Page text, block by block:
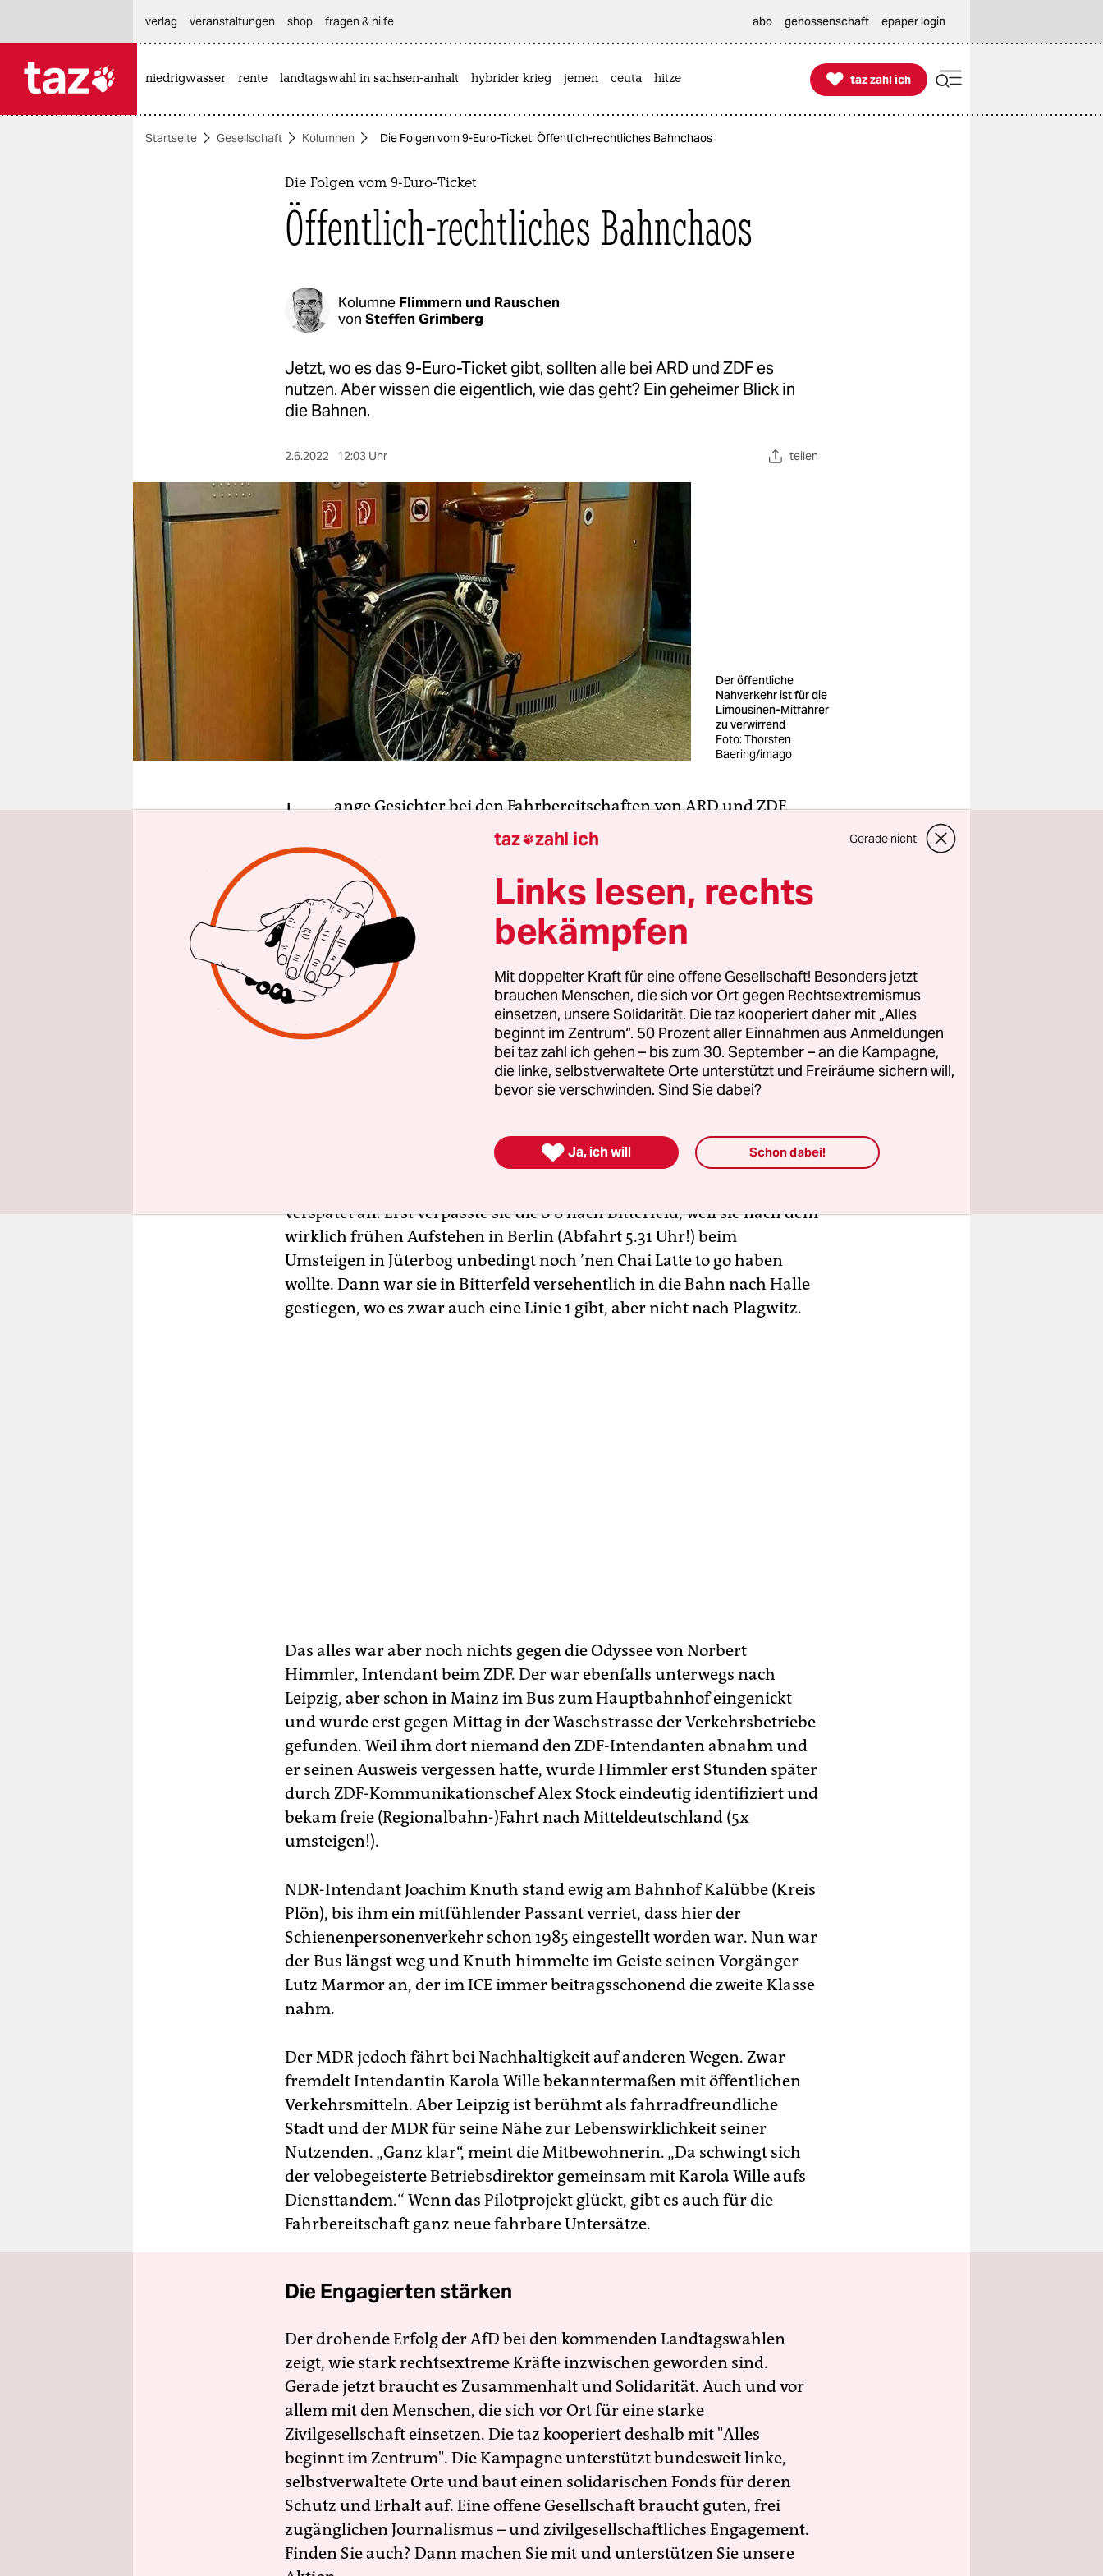
themen
verlag
verlag
veranstaltungen
shop
fragen & hilfe
unterstützen
abo
genossenschaft
epaper login
verlag
veranstaltungen shop fragen & hilfe abo genossenschaft epaper login
niedrigwasser rente landtagswahl in sachsen-anhalt hybrider krieg jemen ceuta hitze 
taz zahl ich
taz zahl ich
Startseite Gesellschaft Kolumnen Die Folgen vom 9-Euro-Ticket: Öffentlich-rechtliches Bahnchaos
Die Folgen vom 9-Euro-Ticket
Öffentlich-rechtliches Bahnchaos
Kolumne Flimmern und Rauschen
von Steffen Grimberg
Jetzt, wo es das 9-Euro-Ticket gibt, sollten alle bei ARD und ZDF es
nutzen. Aber wissen die eigentlich, wie das geht? Ein geheimer Blick in
die Bahnen.
2.6.2022 12:03 Uhr teilen
Der öffentliche
Nahverkehr ist für die
Limousinen-Mitfahrer
zu verwirrend
Foto: Thorsten
Baering/imago
L ange Gesichter bei den Fahrbereitschaften von ARD und ZDF.
Seit dem Beschluss der Rundfunkkommission der Länder, das
Euro-Ticket
einzuführen, bleibt die Limousinenflotte in der Tiefgarage und der
Tiger im Tank.
Die Führungskräfte sitzen dafür bis Ende August auf Tuchfühlung mit
ihrem Publikum, ihren eigentlichen Auftraggeber*innen, in Bus und
Bahn. Was einen entspannten Plausch mit den Bei­trags­zah­le­r*in­nen
ermöglicht, hat nach taz-Informa­tio­nen schon am ersten Tag für
Chaos gesorgt. Beim WDR in Köln konnte eine wichtige
Direktoriumssitzung nicht stattfinden, weil Intendant Tom Buhrow
zuerst in die falsche U-Bahn gestiegen war und dann auch noch sein
Die ARD-Vorsitzende Patricia Schlesinger vom rbb war auf dem Weg zu
verspätet an. Erst verpasste sie die S 8 nach Bitterfeld, weil sie nach dem
wirklich frühen Aufstehen in Berlin (Abfahrt 5.31 Uhr!) beim
Umsteigen in Jüterbog unbedingt noch ’nen Chai Latte to go haben
wollte. Dann war sie in Bitterfeld versehentlich in die Bahn nach Halle
gestiegen, wo es zwar auch eine Linie 1 gibt, aber nicht nach Plagwitz.
Das alles war aber noch nichts gegen die Odyssee von Norbert
Himmler, Intendant beim ZDF. Der war ebenfalls unterwegs nach
Leipzig, aber schon in Mainz im Bus zum Hauptbahnhof eingenickt
und wurde erst gegen Mittag in der Waschstrasse der Verkehrsbetriebe
gefunden. Weil ihm dort niemand den ZDF-Intendanten abnahm und
er seinen Ausweis vergessen hatte, wurde Himmler erst Stunden später
durch ZDF-Kommunikationschef Alex Stock eindeutig identifiziert und
bekam freie (Regio­nalbahn-)Fahrt nach Mitteldeutschland (5x
umsteigen!).
NDR-Intendant Joachim Knuth stand ewig am Bahnhof Kalübbe (Kreis
Plön), bis ihm ein mitfühlender Passant verriet, dass hier der
Schienenpersonenverkehr schon 1985 eingestellt worden war. Nun war
der Bus längst weg und Knuth himmelte im Geiste seinen Vorgänger
Lutz Marmor an, der im ICE immer beitragsschonend die zweite Klasse
nahm.
Der MDR jedoch fährt bei Nachhaltigkeit auf anderen Wegen. Zwar
fremdelt Intendantin Karola Wille bekanntermaßen mit öffentlichen
Verkehrsmitteln. Aber Leipzig ist berühmt als fahrradfreundliche
Stadt und der MDR für seine Nähe zur Lebenswirklichkeit seiner
Nutzenden. „Ganz klar“, meint die Mitbewohnerin. „Da schwingt sich
der velobegeisterte Betriebsdirektor gemeinsam mit Karola Wille aufs
Diensttandem.“ Wenn das Pilotprojekt glückt, gibt es auch für die
Fahrbereitschaft ganz neue fahrbare Untersätze.
Die Engagierten stärken
Der drohende Erfolg der AfD bei den kommenden Landtagswahlen
zeigt, wie stark rechtsextreme Kräfte inzwischen geworden sind.
Gerade jetzt braucht es Zusammenhalt und Solidarität. Auch und vor
allem mit den Menschen, die sich vor Ort für eine starke
Zivilgesellschaft einsetzen. Die taz kooperiert deshalb mit "Alles
beginnt im Zentrum". Die Kampagne unterstützt bundesweit linke,
selbstverwaltete Orte und baut einen solidarischen Fonds für deren
Schutz und Erhalt auf. Eine offene Gesellschaft braucht guten, frei
zugänglichen Journalismus – und zivilgesellschaftliches Engagement.
Finden Sie auch? Dann machen Sie mit und unterstützen Sie unsere
taz zahl ich Gerade nicht
Links lesen, rechts
bekämpfen
Mit doppelter Kraft für eine offene Gesellschaft! Besonders jetzt
brauchen Menschen, die sich vor Ort gegen Rechtsextremismus
einsetzen, unsere Solidarität. Die taz kooperiert daher mit „Alles
beginnt im Zentrum“. 50 Prozent aller Einnahmen aus Anmeldungen
bei taz zahl ich gehen – bis zum 30. September – an die Kampagne,
die linke, selbstverwaltete Orte unterstützt und Freiräume sichern will,
bevor sie verschwinden. Sind Sie dabei?
 Ja, ich will Schon dabei!